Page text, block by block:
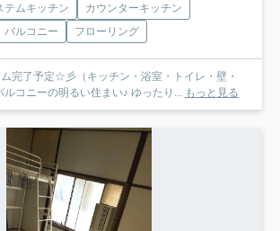
テムキッチン
カウンターキッチン
バルコニー フローリング
完了予定☆彡（キッチン・浴室・トイレ・壁・
ルコニーの明るい住まい♪ ゆったり... もっと見る